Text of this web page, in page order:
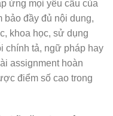
ứng mọi yêu cầu của
bảo đầy đủ nội dung,
khoa học, sử dụng
chính tả, ngữ pháp hay
assignment hoàn
điểm số cao trong